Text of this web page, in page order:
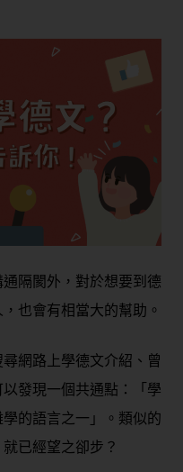
隔閡外，對於想要到德
也會有相當大的幫助。
網路上學德文介紹、曾
發現一個共通點：
「學
的語言之一」
。類似的
已經望之卻步？